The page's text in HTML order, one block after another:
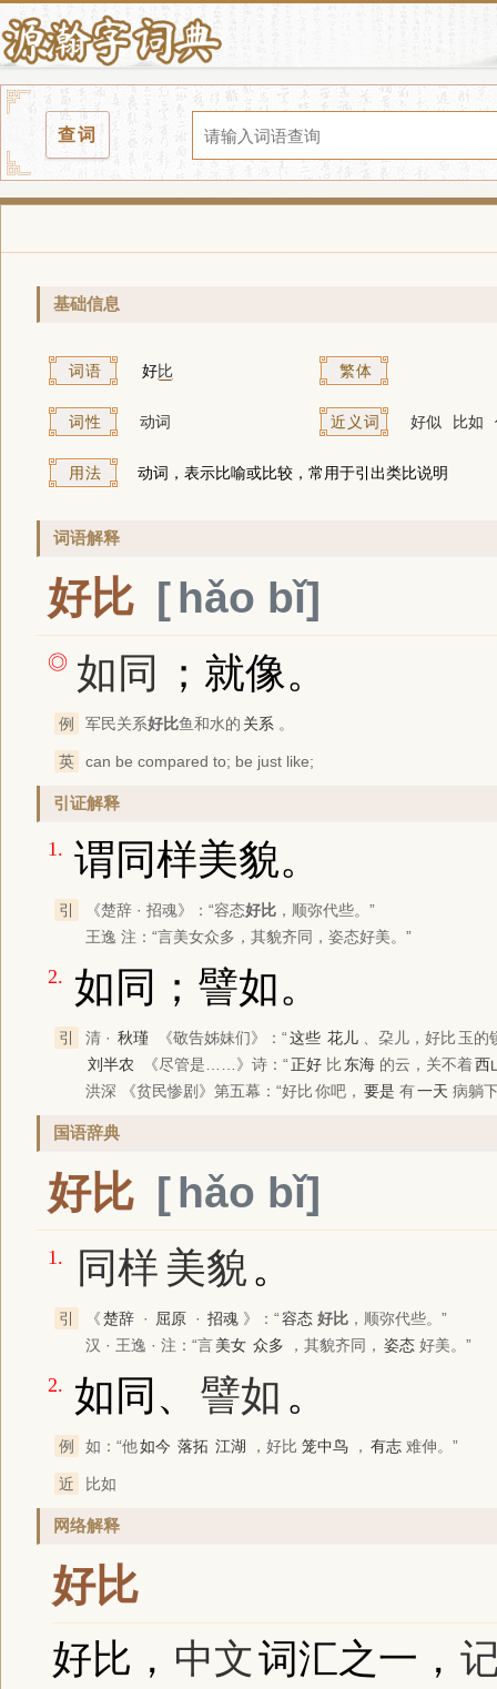
查词
基础信息
词语 好比 繁体
词性 动词 近义词 好似 比如
用法 动词，表示比喻或比较，常用于引出类比说明
词语解释
好比 hǎo bǐ
◎ 如同 ；就像。
例 军民关系好比鱼和水的 关系 。
英 can be compared to; be just like;
引证解释
1. 谓同样美貌。
引 《楚辞 · 招魂》 ：“容态好比 ，顺弥代些。”
王逸 注：“言美女众多，其貌齐同，姿态好美。”
2. 如同；譬如。
引 清 · 秋瑾 《敬告姊妹们》 ：“这些 花儿 、朶儿， 好比 玉的
刘半农
《尽管是……》 诗：“正好 比 东海 的云，关不着西
洪深
《贫民惨剧》 第五幕：“好比你吧， 要是 有一天 病躺
国语辞典
好比 hǎo bǐ
1. 同样 美貌。
引 《楚辞 · 屈原 · 招魂 》 ：“容态 好比 ，顺弥代些。”
汉 · 王逸 · 注：“言美女 众多 ，其貌齐同， 姿态 好美。”
2. 如同、 譬如 。
例 如：“他如今 落拓 江湖 ， 好比 笼中鸟 ， 有志 难伸。”
近 比如
网络解释
好比
好比， 中文词汇之一，